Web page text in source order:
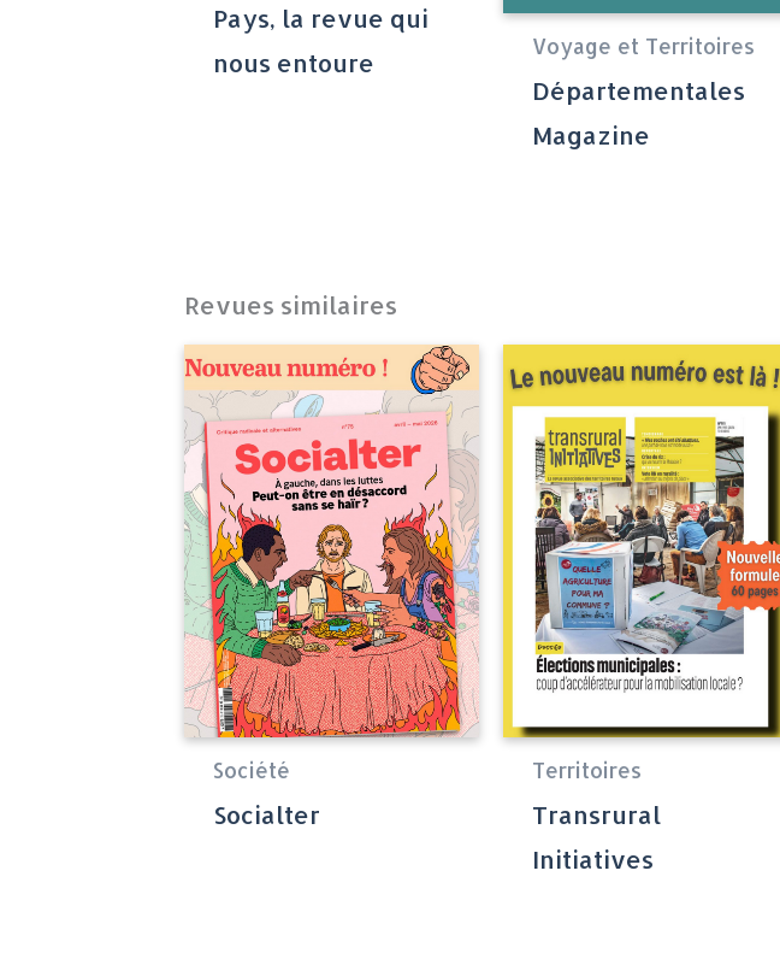
Pays, la revue qui
nous entoure
Voyage et Territoires
Départementales
Magazine
Revues similaires
Société
Socialter
Territoires
Transrural
Initiatives